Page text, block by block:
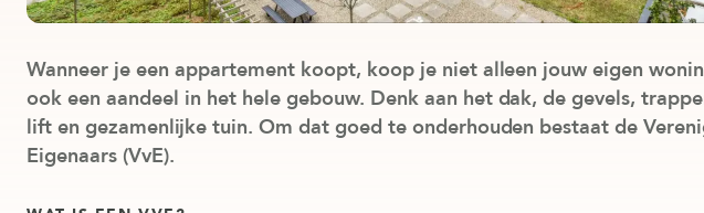
Wanneer je een appartement koopt, koop je niet alleen jouw eigen
ook een aandeel in het hele gebouw. Denk aan het dak, de gevels,
lift en gezamenlijke tuin. Om dat goed te onderhouden bestaat de
Eigenaars (VvE).